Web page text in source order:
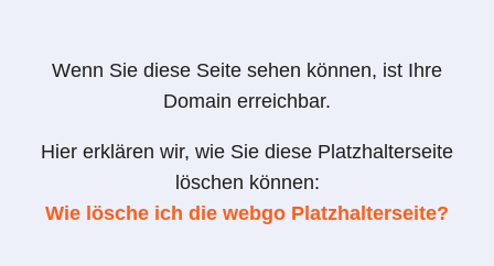
Wenn Sie diese Seite sehen können, ist Ihre
Domain erreichbar.
Hier erklären wir, wie Sie diese Platzhalterseite
löschen können:
Wie lösche ich die webgo Platzhalterseite?